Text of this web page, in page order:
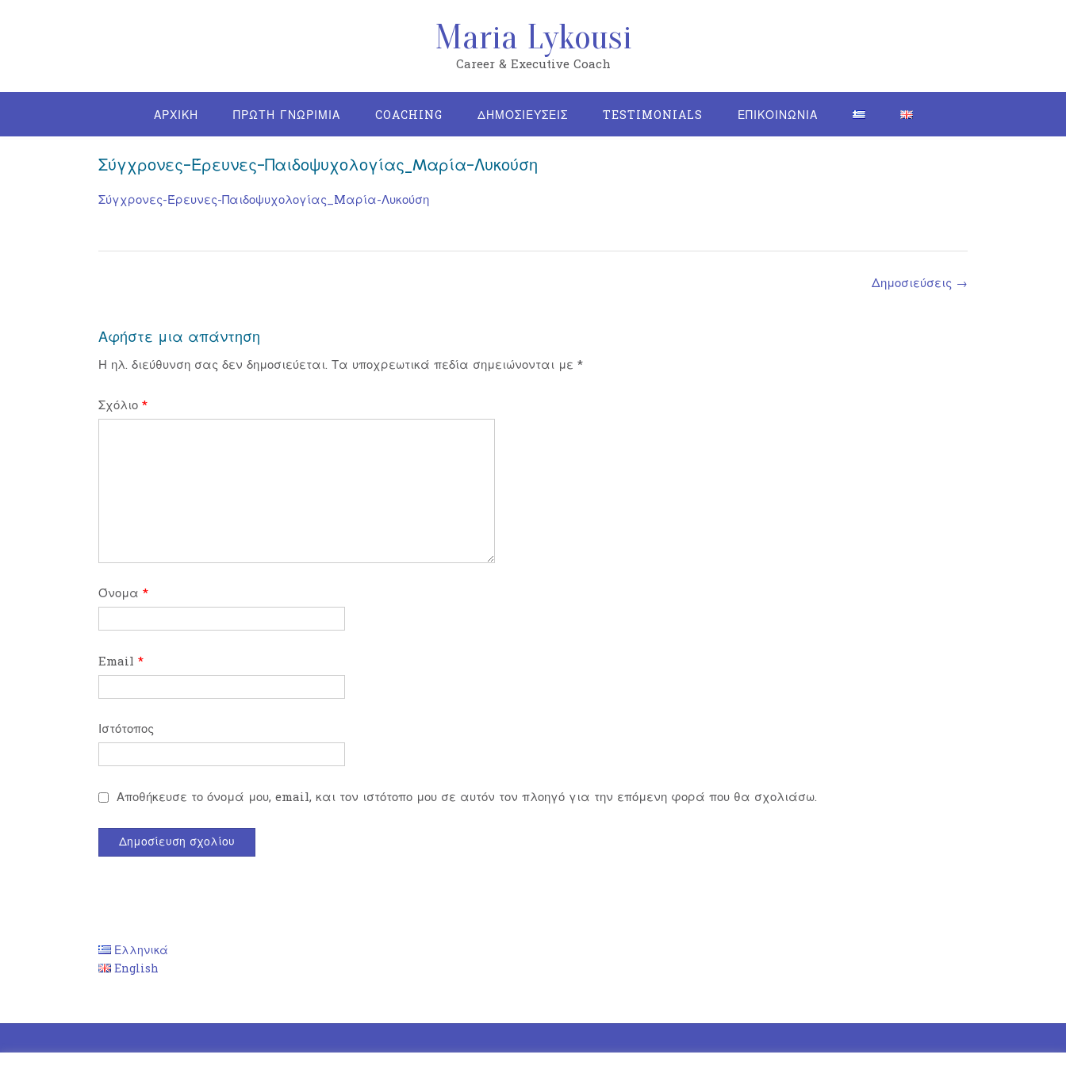
Maria Lykousi
Career & Executive Coach
ΑΡΧΙΚΗ ΠΡΩΤΗ ΓΝΩΡΙΜΙΑ COACHING ΔΗΜΟΣΙΕΥΣΕΙΣ TESTIMONIALS ΕΠΙΚΟΙΝΩΝΙΑ
Σύγχρονες-Έρευνες-Παιδοψυχολογίας_Mαρία-Λυκούση
Σύγχρονες-Έρευνες-Παιδοψυχολογίας_Mαρία-Λυκούση
Δημοσιεύσεις →
Αφήστε μια απάντηση
Η ηλ. διεύθυνση σας δεν δημοσιεύεται. Τα υποχρεωτικά πεδία σημειώνονται με *
Σχόλιο*
Όνομα *
Email *
Ιστότοπος
Αποθήκευσε το όνομά μου, email, και τον ιστότοπο μου σε αυτόν τον πλοηγό για την επόμενη φορά που θα σχολιάσω.
Ελληνικά
English